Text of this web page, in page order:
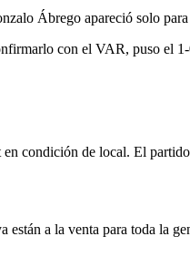
Ábrego apareció solo
con el VAR, puso el 1-
condición de local. El
están a la venta para toda la